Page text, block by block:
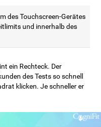
des Touchscreen-Gerätes
und innerhalb des
ein Rechteck. Der
des Tests so schnell
klicken. Je schneller er